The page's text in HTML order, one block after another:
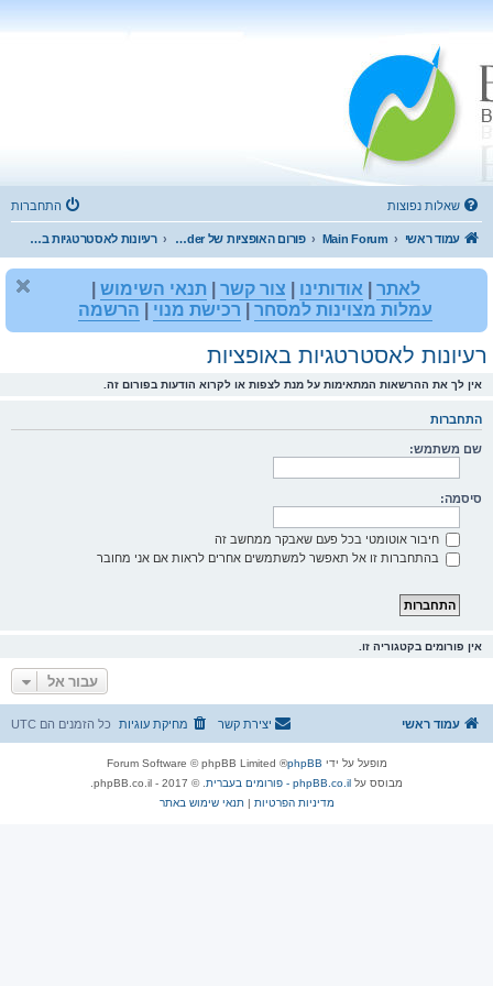
שאלות נפוצות התחברות
עמוד ראשי Main Forum פורום האופציות של Bioholder רעיונות לאסטרטגיות באופציות
לאתר אודותינו צור קשר |תנאי השימוש
עמלות מצוינות למסחר
רכישת מנוי הרשמה
רעיונות לאסטרטגיות באופציות
אין לך את ההרשאות המתאימות על מנת לצפות או לקרוא הודעות בפורום זה.
התחברות
שם משתמש:
סיסמה:
חיבור אוטומטי בכל פעם שאבקר ממחשב זה
בהתחברות זו אל תאפשר למשתמשים אחרים לראות אם אני מחובר
אין פורומים בקטגוריה זו.
עבור אל
עמוד ראשי כל הזמנים הם UTC מחיקת עוגיות יצירת קשר
מופעל על ידי phpBB
® Forum Software © phpBB Limited
מבוסס על phpBB.co.il - פורומים בעברית
. © 2017 - phpBB.co.il.
מדיניות הפרטיות |תנאי שימוש באתר